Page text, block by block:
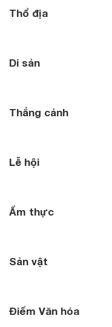
Thổ địa
Di sản
Thắng cảnh
Lễ hội
Ẩm thực
Sản vật
Điểm Văn hóa